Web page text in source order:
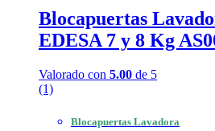
Blocapuertas
EDESA 7 y 8 Kg
Valorado con 5.00 de 5
(1)
Blocapuertas Lavadora